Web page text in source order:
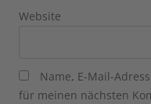
Website
Name, E-Mail-
für meinen nächsten